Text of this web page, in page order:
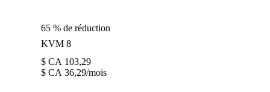
65 % de réduction
KVM 8
$ CA 103,29
$ CA 36,29/mois